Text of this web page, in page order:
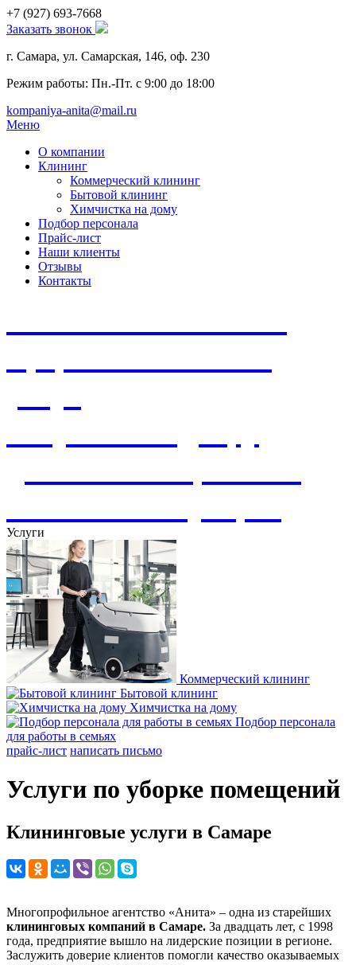
+7 (927) 693-7668
Заказать звонок
г. Самара, ул. Самарская, 146, оф. 230
Режим работы: Пн.-Пт. с 9:00 до 18:00
kompaniya-anita@mail.ru
Меню
О компании
Клининг
Коммерческий клининг
Бытовой клининг
Химчистка на дому
Подбор персонала
Прайс-лист
Наши клиенты
Отзывы
Контакты
Услуги
Коммерческий клининг
Бытовой клининг
Химчистка на дому
Подбор персонала
для работы в семьях
прайс-лист написать письмо
Услуги по уборке помещений
Клининговые услуги в Самаре
Многопрофильное агентство «Анита» – одна из старейших
клининговых компаний в Самаре. За двадцать лет, с 1998
года, предприятие вышло на лидерские позиции в регионе.
Заслужить доверие клиентов помогли качество оказываемых